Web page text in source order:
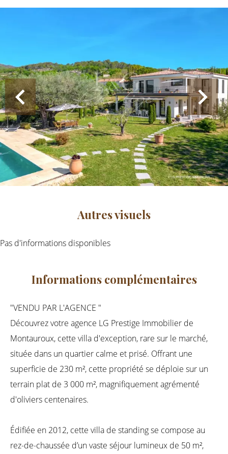
Autres visuels
Pas d'informations disponibles
Informations complémentaires
"VENDU PAR L'AGENCE "
Découvrez votre agence LG Prestige Immobilier de
Montauroux, cette villa d'exception, rare sur le marché,
située dans un quartier calme et prisé. Offrant une
superficie de 230 m², cette propriété se déploie sur un
terrain plat de 3 000 m², magnifiquement agrémenté
d'oliviers centenaires.
Édifiée en 2012, cette villa de standing se compose au
rez-de-chaussée d’un vaste séjour lumineux de 50 m²,